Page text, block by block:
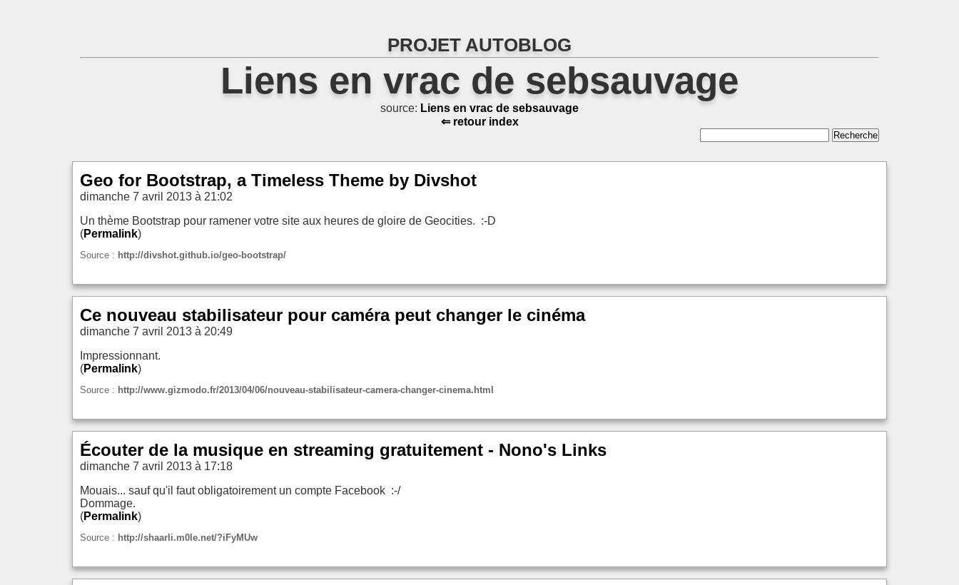
PROJET AUTOBLOG
Liens en vrac de sebsauvage
source: Liens en vrac de sebsauvage
⇐ retour index
Geo for Bootstrap, a Timeless Theme by Divshot
dimanche 7 avril 2013 à 21:02
Un thème Bootstrap pour ramener votre site aux heures de gloire de Geocities. :-D
(Permalink)
Source : http://divshot.github.io/geo-bootstrap/
Ce nouveau stabilisateur pour caméra peut changer le cinéma
dimanche 7 avril 2013 à 20:49
Impressionnant.
(Permalink)
Source : http://www.gizmodo.fr/2013/04/06/nouveau-stabilisateur-camera-changer-cinema.html
Écouter de la musique en streaming gratuitement - Nono's Links
dimanche 7 avril 2013 à 17:18
Mouais... sauf qu'il faut obligatoirement un compte Facebook :-/
Dommage.
(Permalink)
Source : http://shaarli.m0le.net/?iFyMUw